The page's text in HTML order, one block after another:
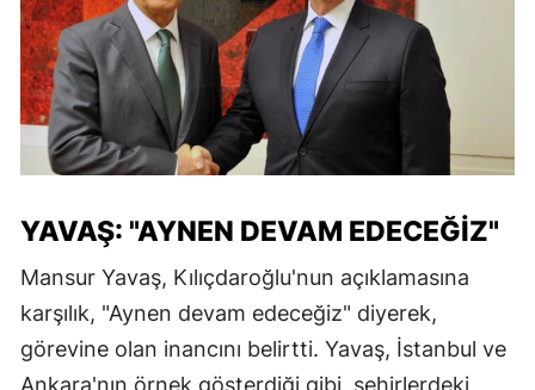
YAVAŞ: "AYNEN DEVAM EDECEĞIZ"
Mansur Yavaş, Kılıçdaroğlu'nun açıklamasına
karşılık, "Aynen devam edeceğiz" diyerek,
görevine olan inancını belirtti. Yavaş, İstanbul ve
Ankara'nın örnek gösterdiği gibi, şehirlerdeki